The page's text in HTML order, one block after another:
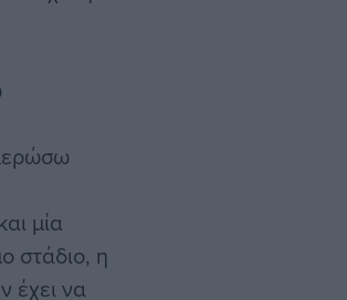
μία
στάδιο, η
έχει να